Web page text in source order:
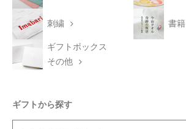
刺繍 書籍
ギフトボックス
その他
ギフトから探す